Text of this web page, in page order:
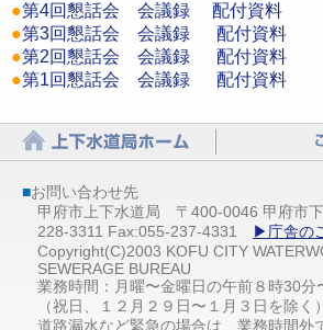
●第4回懇話会 会議録
配付資料
●第3回懇話会 会議録
配付資料
●第2回懇話会 会議録
配付資料
●第1回懇話会 会議録 配付資料
■お問い合わせ先
甲府市上下水道局 〒400-0046 甲府市
228-3311 Fax:055-237-4331
▶庁舎の
Copyright(C)2003 KOFU CITY
SEWERAGE BUREAU
業務時間：月曜〜金曜日の午前８時30分
（祝日、１２月２９日〜１月３日を除
道路漏水など緊急の場合は、業務時間外